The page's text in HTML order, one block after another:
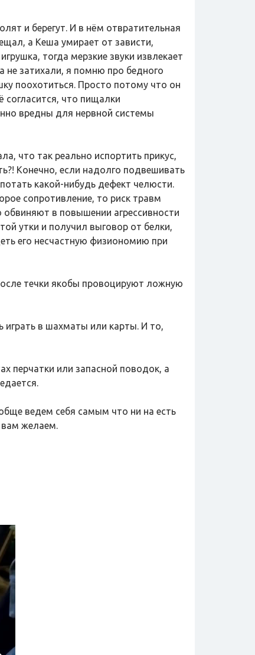
и берегут. И в нём отвратительная
а Кеша умирает от зависти,
тогда мерзкие звуки извлекает
не затихали, я помню про бедного
поохотиться. Просто потому что он
согласится, что пищалки
вредны для нервной системы
что так реально испортить прикус,
Конечно, если надолго подвешивать
какой-нибудь дефект челюсти.
сопротивление, то риск травм
обвиняют в повышении агрессивности
утки и получил выговор от белки,
его несчастную физиономию при
течки якобы провоцируют ложную
в шахматы или карты. И то,
перчатки или запасной поводок, а
ведем себя самым что ни на есть
вам желаем.